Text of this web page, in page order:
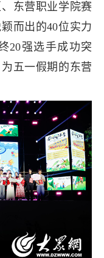
东营职业学院赛
而出的40位实力
20强选手成功突
五一假期的东营